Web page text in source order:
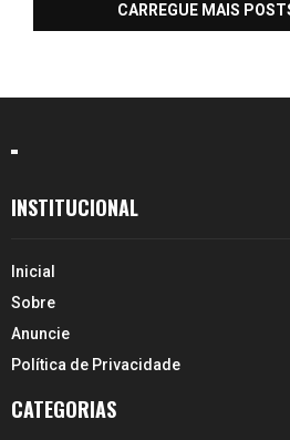
CARREGUE MAIS
INSTITUCIONAL
Inicial
Sobre
Anuncie
Política de Privacidade
CATEGORIAS